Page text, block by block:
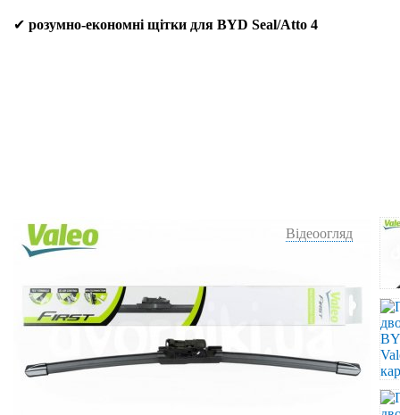
✔ розумно-економні щітки для BYD Seal/Atto 4
Відеоогляд